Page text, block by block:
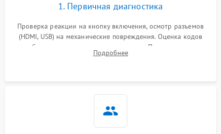
1. Первичная диагностика
Проверка реакции на кнопку включения, осмотр разъемов
(HDMI, USB) на механические повреждения. Оценка кодов
ошибок на экране или по индикаторам. Проверка чтения
дисков, работы геймпадов и наличия гарантийных пломб.
Подробнее